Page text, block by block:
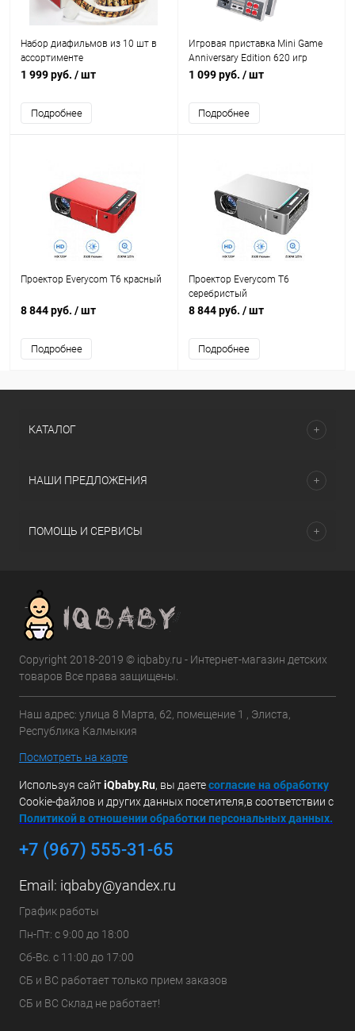
Набор диафильмов из 10 шт в
ассортименте
1 999 руб. / шт
Подробнее
Игровая приставка Mini Game
Anniversary Edition 620 игр
1 099 руб. / шт
Подробнее
Проектор Everycom T6 красный
8 844 руб. / шт
Подробнее
Проектор Everycom T6
серебристый
8 844 руб. / шт
Подробнее
КАТАЛОГ
НАШИ ПРЕДЛОЖЕНИЯ
ПОМОЩЬ И СЕРВИСЫ
Copyright 2018-2019 © iqbaby.ru - Интернет-магазин детских
товаров Все права защищены.
Наш адрес: улица 8 Марта, 62, помещение 1 , Элиста,
Республика Калмыкия
Посмотреть на карте
Используя сайтiQbaby.Ru, вы даетесогласие на обработку
Cookie-файлов и других данных посетителя,в соответствии с
Политикой в отношении обработки персональных данных.
+7 (967) 555-31-65
Email: iqbaby@yandex.ru
График работы
Пн-Пт: с 9:00 до 18:00
Сб-Вс. с 11:00 до 17:00
СБ и ВС работает только прием заказов
СБ и ВС Склад не работает!